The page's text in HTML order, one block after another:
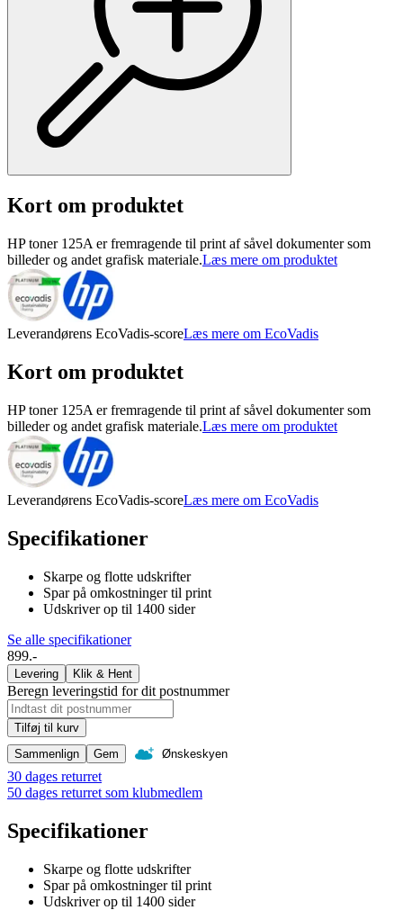
Kort om produktet
HP toner 125A er fremragende til print af såvel dokumenter som
billeder og andet grafisk materiale.Læs mere om produktet
Leverandørens EcoVadis-scoreLæs mere om EcoVadis
Kort om produktet
HP toner 125A er fremragende til print af såvel dokumenter som
billeder og andet grafisk materiale.Læs mere om produktet
Leverandørens EcoVadis-scoreLæs mere om EcoVadis
Specifikationer
Skarpe og flotte udskrifter
Spar på omkostninger til print
Udskriver op til 1400 sider
Se alle specifikationer
899.-
Levering Klik & Hent
Beregn leveringstid for dit postnummer
Tilføj til kurv
Sammenlign
Gem Ønskeskyen
30 dages returret
50 dages returret som klubmedlem
Specifikationer
Skarpe og flotte udskrifter
Spar på omkostninger til print
Udskriver op til 1400 sider